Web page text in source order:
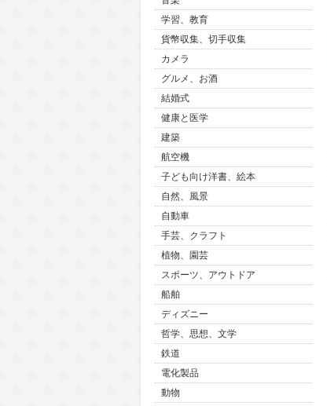
学習、教育
貨幣収集、切手収集
カメラ
グルメ、お酒
結婚式
健康と医学
建築
航空機
子ども向け洋書、絵本
自然、風景
自動車
手芸、クラフト
植物、園芸
スポーツ、アウトドア
船舶
ディズニー
哲学、思想、文学
鉄道
電化製品
動物